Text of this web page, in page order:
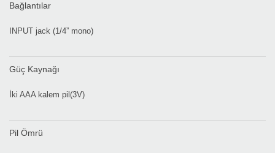
Bağlantılar
INPUT jack (1/4” mono)
Güç Kaynağı
İki AAA kalem pil(3V)
Pil Ömrü